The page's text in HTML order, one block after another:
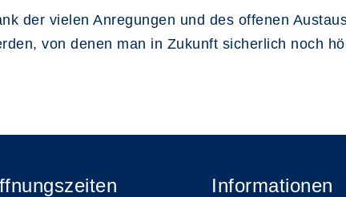
der vielen Anregungen und des offenen
von denen man in Zukunft sicherlich noch
Informationen